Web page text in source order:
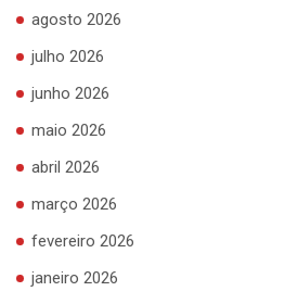
agosto 2026
julho 2026
junho 2026
maio 2026
abril 2026
março 2026
fevereiro 2026
janeiro 2026